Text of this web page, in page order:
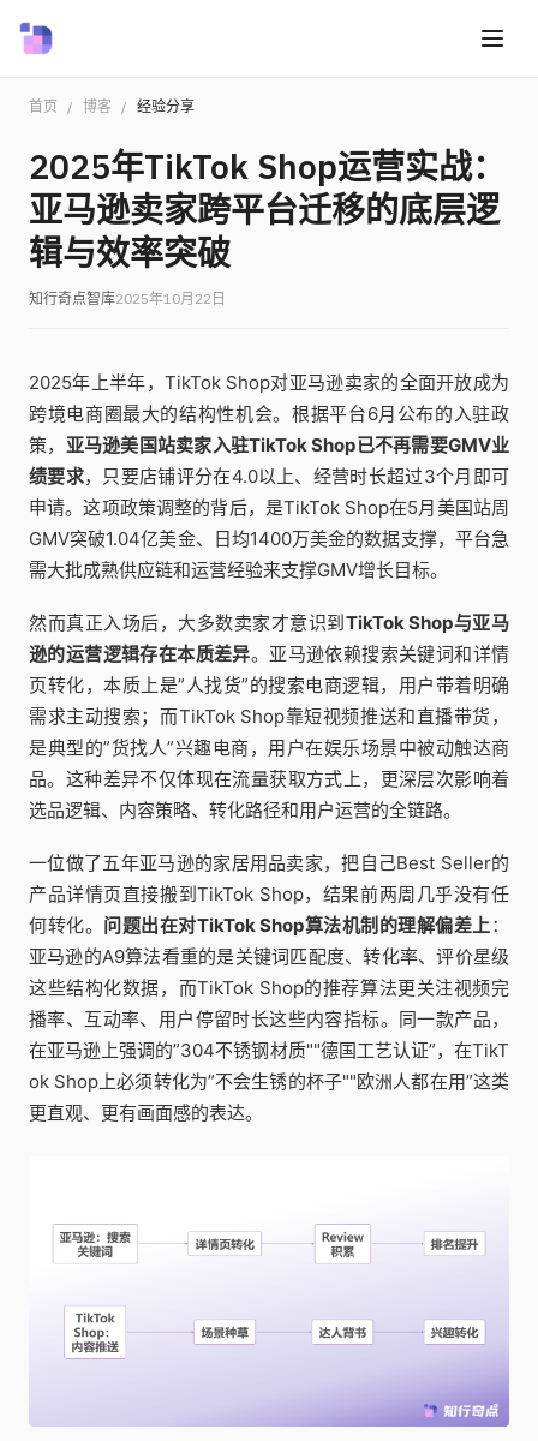
首页 / 博客 / 经验分享
2025年TikTok Shop运营实战：
亚马逊卖家跨平台迁移的底层逻
辑与效率突破
知行奇点智库2025年10月22日
2025年上半年，TikTok Shop对亚马逊卖家的全面开放成为
跨境电商圈最大的结构性机会。根据平台6月公布的入驻政
策， 亚马逊美国站卖家入驻TikTok Shop已不再需要GMV业
绩要求，只要店铺评分在4.0以上、经营时长超过3个月即可
申请。这项政策调整的背后，是TikTok Shop在5月美国站周
GMV突破1.04亿美金、日均1400万美金的数据支撑，平台急
需大批成熟供应链和运营经验来支撑GMV增长目标。
然而真正入场后，大多数卖家才意识到TikTok Shop与亚马
逊的运营逻辑存在本质差异。亚马逊依赖搜索关键词和详情
页转化，本质上是”人找货”的搜索电商逻辑，用户带着明确
需求主动搜索；而TikTok Shop靠短视频推送和直播带货，
是典型的”货找人”兴趣电商，用户在娱乐场景中被动触达商
品。这种差异不仅体现在流量获取方式上，更深层次影响着
选品逻辑、内容策略、转化路径和用户运营的全链路。
一位做了五年亚马逊的家居用品卖家，把自己Best Seller的
产品详情页直接搬到TikTok Shop，结果前两周几乎没有任
何转化。 问题出在对TikTok Shop算法机制的理解偏差上：
亚马逊的A9算法看重的是关键词匹配度、转化率、评价星级
这些结构化数据，而TikTok Shop的推荐算法更关注视频完
播率、互动率、用户停留时长这些内容指标。同一款产品，
在亚马逊上强调的”304不锈钢材质""德国工艺认证”，在TikT
ok Shop上必须转化为”不会生锈的杯子""欧洲人都在用”这类
更直观、更有画面感的表达。